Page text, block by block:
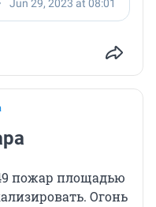
пожар площадью
Огонь